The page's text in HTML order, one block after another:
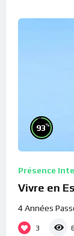
93%
Présence
Vivre en
4 Années
3